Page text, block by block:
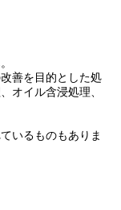
善を目的とした処
オイル含浸処理、
いるものもありま